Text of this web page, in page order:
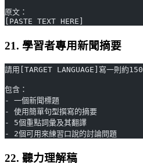
原文：
[PASTE TEXT HERE]
21. 學習者專用新聞摘要
請用[TARGET LANGUAGE]寫一則約
包含：
- 一個新聞標題
- 使用簡單句型撰寫的摘要
- 5個重點詞彙及其翻譯
- 2個可用來練習口說的討論問題
22. 聽力理解稿